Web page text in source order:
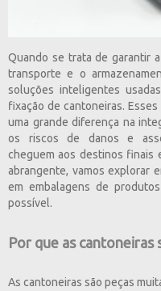
Quando se trata de garantir
transporte e o
soluções inteligentes
fixação de cantoneiras.
uma grande diferença na
os riscos de danos e
cheguem aos destinos finais
abrangente, vamos explorar
em embalagens de
possível.
Por que as cantoneiras
As cantoneiras são peças